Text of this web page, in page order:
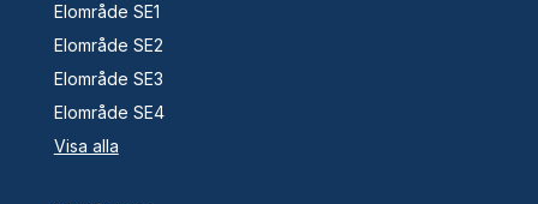
Elområde SE1
Elområde SE2
Elområde SE3
Elområde SE4
Visa alla